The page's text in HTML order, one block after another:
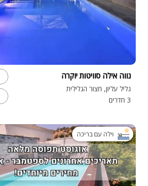
נווה אילה סוויטות יוקרה
גליל עליון, חצור הגלילית
3 חדרים
וילה עם בריכה